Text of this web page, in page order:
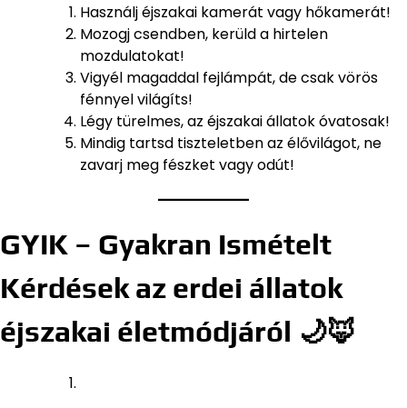
Használj éjszakai kamerát vagy hőkamerát!
Mozogj csendben, kerüld a hirtelen
mozdulatokat!
Vigyél magaddal fejlámpát, de csak vörös
fénnyel világíts!
Légy türelmes, az éjszakai állatok óvatosak!
Mindig tartsd tiszteletben az élővilágot, ne
zavarj meg fészket vagy odút!
GYIK – Gyakran Ismételt
Kérdések az erdei állatok
éjszakai életmódjáról 🌙🦊